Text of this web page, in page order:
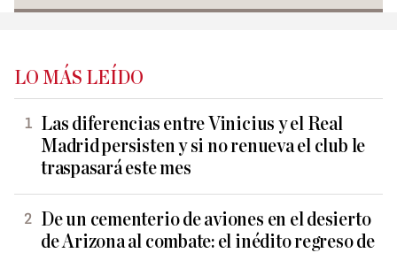
LO MÁS LEÍDO
Las diferencias entre Vinicius y el Real
Madrid persisten y si no renueva el club le
traspasará este mes
De un cementerio de aviones en el desierto
de Arizona al combate: el inédito regreso de